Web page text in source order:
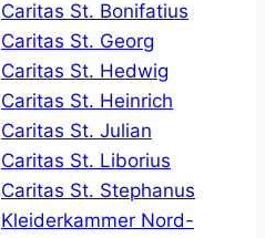
Caritas St. Bonifatius
Caritas St. Georg
Caritas St. Hedwig
Caritas St. Heinrich
Caritas St. Julian
Caritas St. Liborius
Caritas St. Stephanus
Kleiderkammer Nord-